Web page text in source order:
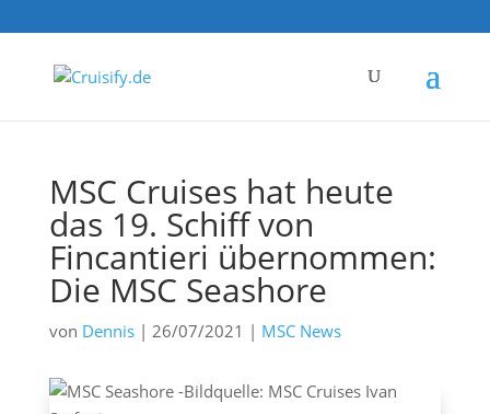
MSC Cruises hat heute
das 19. Schiff von
Fincantieri übernommen:
Die MSC Seashore
von Dennis| 26/07/2021 | MSC News